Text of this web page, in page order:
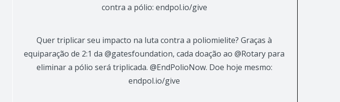
contra a pólio: endpol.io/give
Quer triplicar seu impacto na luta contra a poliomielite? Graças à
equiparação de 2:1 da @gatesfoundation, cada doação ao @Rotary para
eliminar a pólio será triplicada. @EndPolioNow. Doe hoje mesmo:
endpol.io/give